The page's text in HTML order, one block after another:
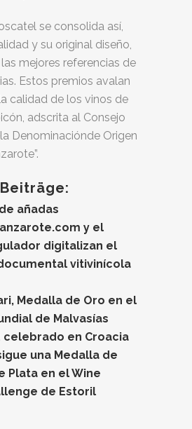
se consolida así,
y su original diseño,
mejores referencias de
Estos premios avalan
calidad de los vinos de
adscrita al Consejo
Denominaciónde Origen
añadas
y el
digitalizan el
vitivinícola
Medalla de Oro en el
de Malvasías
celebrado en Croacia
una Medalla de
Plata en el Wine
de Estoril